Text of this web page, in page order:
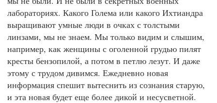
лабораториях. Какого Голема или какого Ихтиандра
выращивают умные люди в очках с толстыми
линзами, мы не знаем. Мы только видим и слышим,
например, как женщины с оголенной грудью пилят
кресты бензопилой, а потом в петлю лезут. И даже
этому с трудом дивимся. Ежедневно новая
информация спешит вытеснить из сознания старую,
и эта новая будет еще более дикой и несусветной.